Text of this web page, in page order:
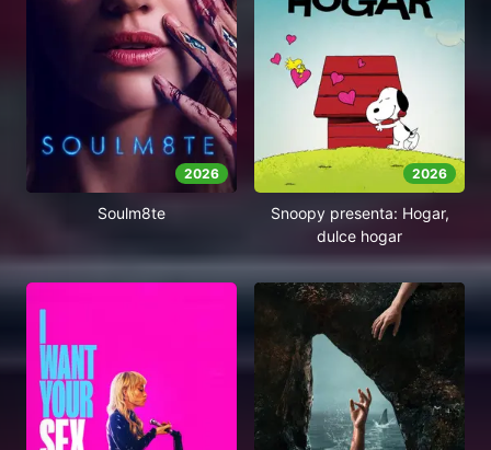
2026
Soulm8te
2026
Snoopy presenta: Hogar,
dulce hogar